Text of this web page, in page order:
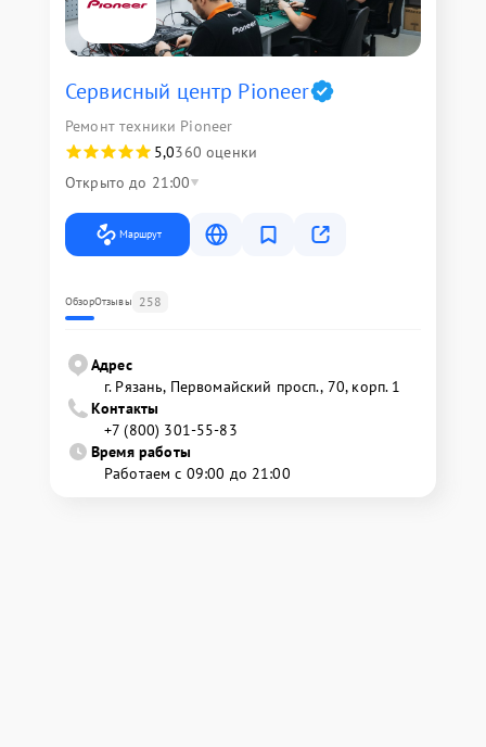
Сервисный центр Pioneer
Ремонт техники Pioneer
5,0360 оценки
Открыто до 21:00
Маршрут
ОбзорОтзывы 258
Адрес
г. Рязань, Первомайский просп., 70, корп. 1
Контакты
+7 (800) 301-55-83
Время работы
Работаем с 09:00 до 21:00